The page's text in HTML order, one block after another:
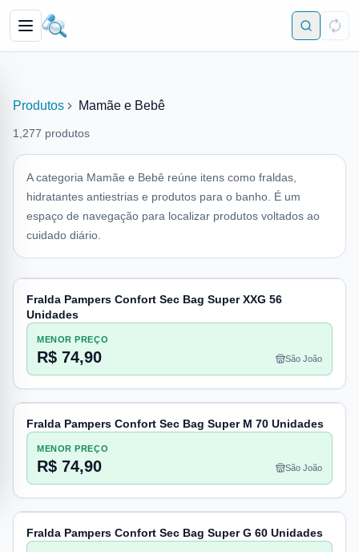
Produtos Mamãe e Bebê
1,277 produtos
A categoria Mamãe e Bebê reúne itens como fraldas,
hidratantes antiestrias e produtos para o banho. É um
espaço de navegação para localizar produtos voltados ao
cuidado diário.
Fralda Pampers Confort Sec Bag Super XXG 56
Unidades
MENOR PREÇO
R$ 74,90 São João
Fralda Pampers Confort Sec Bag Super M 70 Unidades
MENOR PREÇO
R$ 74,90 São João
Fralda Pampers Confort Sec Bag Super G 60 Unidades